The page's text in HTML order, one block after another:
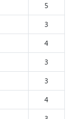
5
3
4
3
3
4